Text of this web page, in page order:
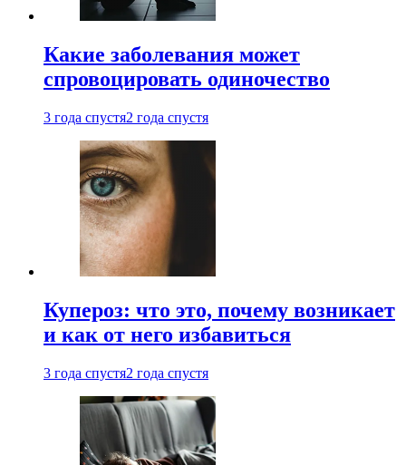
Какие заболевания может
спровоцировать одиночество
3 года спустя2 года спустя
Купероз: что это, почему возникает
и как от него избавиться
3 года спустя2 года спустя